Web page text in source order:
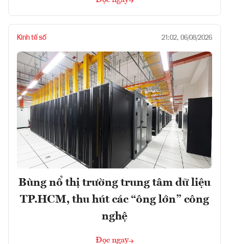
Kinh tế số 21:02, 06/08/2026
Bùng nổ thị trường trung tâm dữ liệu
TP.HCM, thu hút các “ông lớn” công
nghệ
Đọc ngay